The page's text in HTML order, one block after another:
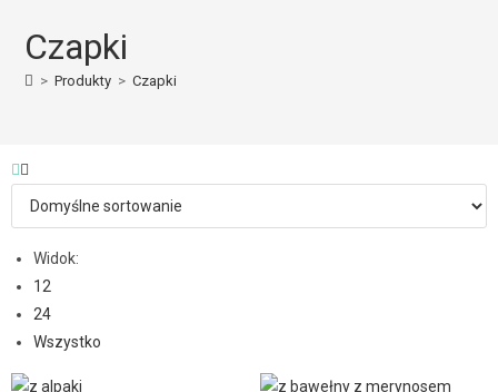
Czapki
> Produkty > Czapki
Widok:
12
24
Wszystko